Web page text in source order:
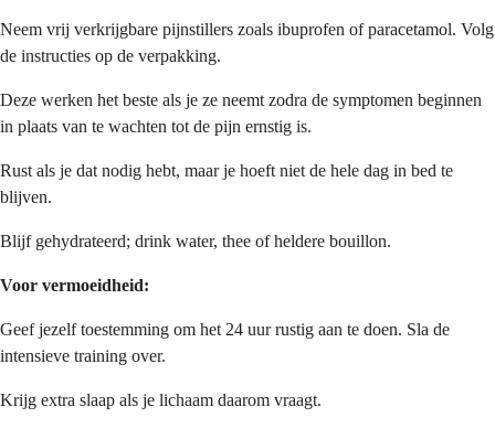
Neem vrij verkrijgbare pijnstillers zoals ibuprofen of paracetamol. Volg
de instructies op de verpakking.
Deze werken het beste als je ze neemt zodra de symptomen beginnen
in plaats van te wachten tot de pijn ernstig is.
Rust als je dat nodig hebt, maar je hoeft niet de hele dag in bed te
blijven.
Blijf gehydrateerd; drink water, thee of heldere bouillon.
Voor vermoeidheid:
Geef jezelf toestemming om het 24 uur rustig aan te doen. Sla de
intensieve training over.
Krijg extra slaap als je lichaam daarom vraagt.